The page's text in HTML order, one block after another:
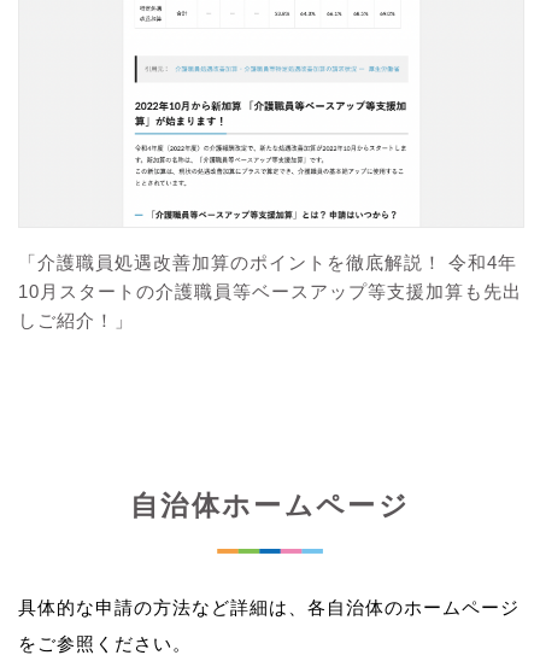
「介護職員処遇改善加算のポイントを徹底解説！ 令和4年
10月スタートの介護職員等ベースアップ等支援加算も先出
しご紹介！」
自治体ホームページ
具体的な申請の方法など詳細は、各自治体のホームページ
をご参照ください。